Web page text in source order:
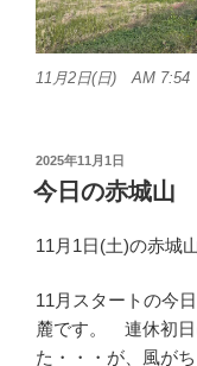
11月2日(日) AM
投
稿
日:
2025年11月1日
今日の赤城山
11月1日(土)の赤城
11月スタートの今
麓です。 連休初日
た・・・が、風が